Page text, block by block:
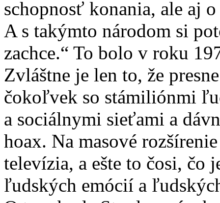
schopnosť konania, ale aj
A s takýmto národom si
zachce.“ To bolo v roku
Zvláštne je len to, že
čokoľvek so stámiliónmi
a sociálnymi sieťami a
hoax. Na masové
televízia, a ešte to čosi, čo
ľudských emócií a